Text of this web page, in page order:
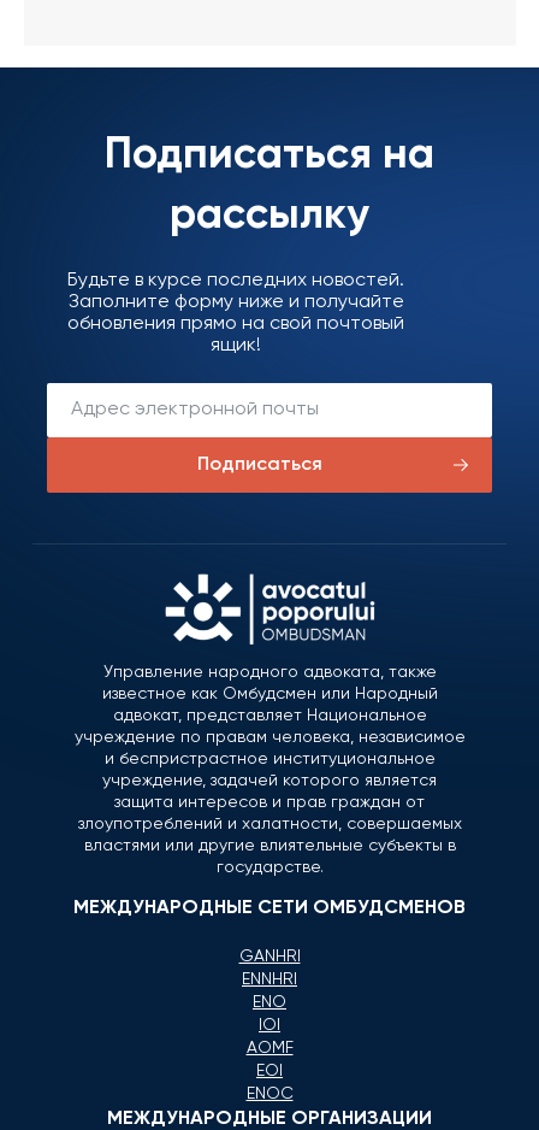
Подписаться на
рассылку
Будьте в курсе последних новостей.
Заполните форму ниже и получайте
обновления прямо на свой почтовый
ящик!
Подписаться
Управление народного адвоката, также
известное как Омбудсмен или Народный
адвокат, представляет Национальное
учреждение по правам человека, независимое
и беспристрастное институциональное
учреждение, задачей которого является
защита интересов и прав граждан от
злоупотреблений и халатности, совершаемых
властями или другие влиятельные субъекты в
государстве.
МЕЖДУНАРОДНЫЕ СЕТИ ОМБУДСМЕНОВ
GANHRI
ENNHRI
ENO
IOI
AOMF
EOI
ENOC
МЕЖДУНАРОДНЫЕ ОРГАНИЗАЦИИ